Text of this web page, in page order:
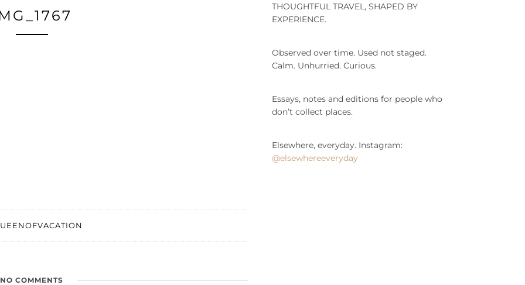
NO COMMENTS
THOUGHTFUL TRAVEL, SHAPED BY
EXPERIENCE.
Observed over time. Used not staged.
Calm. Unhurried. Curious.
Essays, notes and editions for people who
don’t collect places.
Elsewhere, everyday. Instagram:
@elsewhereeveryday